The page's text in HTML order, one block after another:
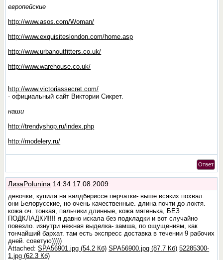
европейские
http://www.asos.com/Woman/
http://www.exquisiteslondon.com/home.asp
http://www.urbanoutfitters.co.uk/
http://www.warehouse.co.uk/
http://www.victoriassecret.com/
- официальный сайт Виктории Сикрет.
наши
http://trendyshop.ru/index.php
http://modelery.ru/
Ответ
ЛизаPolunina 14:34 17.08.2009
девочки, купила на валдбериссе перчатки- выше всяких похвал.
они Белорусские, но очень качественные. длина почти до локтя.
кожа оч. тонкая, пальчики длинные, кожа мягенька, БЕЗ
ПОДКЛАДКИ!!!! я давно искала без подкладки и вот случайно
повезло. изнутри нежная выделка- замша, по ощущениям, как
тончайший бархат. там есть экспресс доставка в течении 9 рабочих
дней. советую)))))
Attached:SPA56901.jpg (54.2 Кб) SPA56900.jpg (87.7 Кб) 52285300-
1.jpg (62.3 Кб)